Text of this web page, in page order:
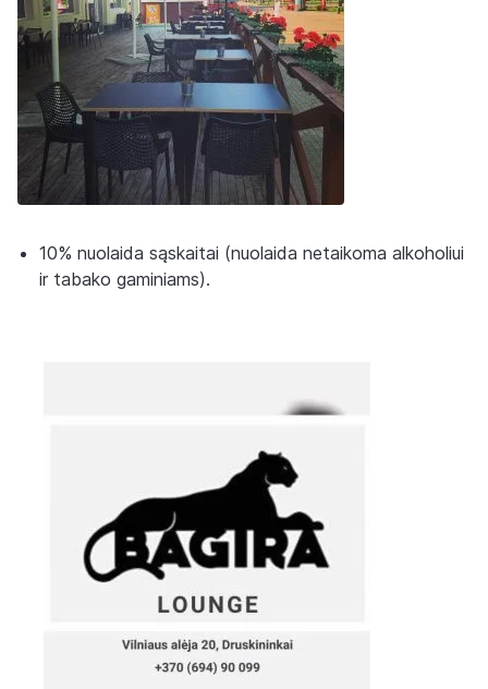
10% nuolaida sąskaitai (nuolaida netaikoma alkoholiui
ir tabako gaminiams).